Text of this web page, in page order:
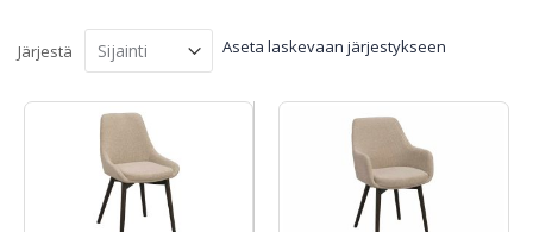
Järjestä Aseta laskevaan järjestykseen